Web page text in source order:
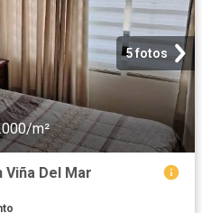
5 fotos
m²
Del Mar